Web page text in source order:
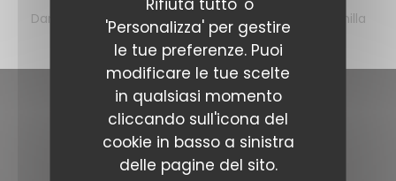
'Personalizza' per gestire
le tue preferenze. Puoi
modificare le tue scelte
in qualsiasi momento
cliccando sull'icona del
cookie in basso a sinistra
delle pagine del sito.
Dame blanche - Sweet and tangy rhubarb with vanilla
custard and crisp - Tiramisu
Contattaci
Bar Hay